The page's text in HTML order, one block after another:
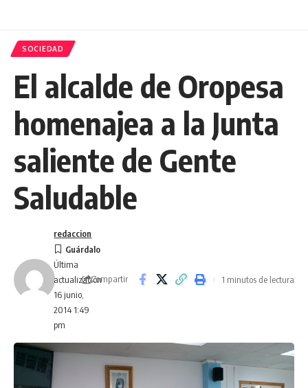
SOCIEDAD
El alcalde de Oropesa
homenajea a la Junta
saliente de Gente
Saludable
Última
actualización
16 junio,
2014 1:49
pm
redaccion
Compartir 1 minutos de lectura